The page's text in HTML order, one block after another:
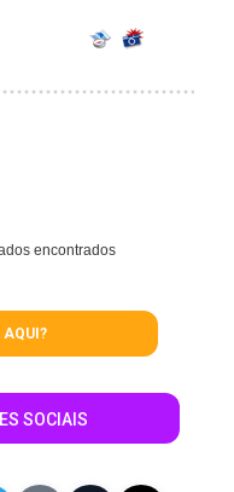
encontrados
AQUI?
SOCIAIS